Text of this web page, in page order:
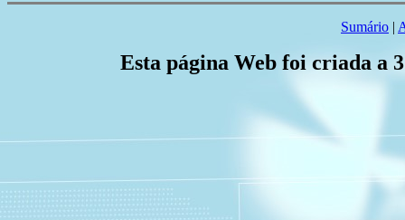
Sumário |
Esta página Web foi criada a